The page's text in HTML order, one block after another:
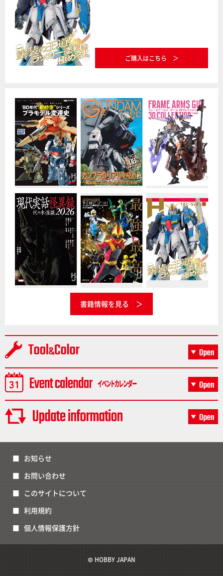
ご購入はこちら
書籍情報を見る
お知らせ
お問い合わせ
このサイトについて
利用規約
個人情報保護方針
© HOBBY JAPAN